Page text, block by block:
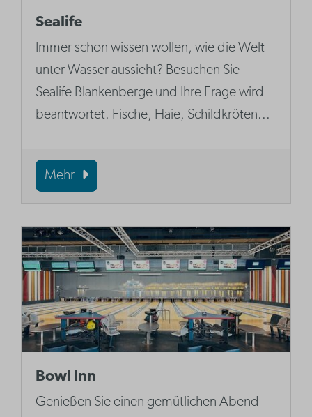
Sealife
Immer schon wissen wollen, wie die Welt
unter Wasser aussieht? Besuchen Sie
Sealife Blankenberge und Ihre Frage wird
beantwortet. Fische, Haie, Schildkröten...
Mehr
Bowl Inn
Genießen Sie einen gemütlichen Abend